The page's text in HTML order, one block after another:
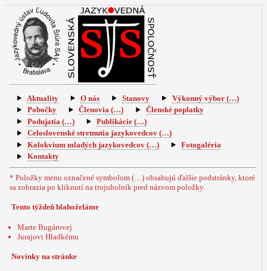
Aktuality O nás Stanovy
Výkonný výbor (…)
Pobočky
Členovia (…)
Členské poplatky
Podujatia (…)
Publikácie (…)
Celoslovenské stretnutia jazykovedcov (…)
Kolokvium mladých jazykovedcov (…)
Fotogaléria
Kontakty
* Položky menu označené symbolom (…) obsahujú ďalšie podstránky, ktoré
sa zobrazia po kliknutí na trojuholník pred názvom položky.
Tento týždeň blahoželáme
Marte Bugárovej
Jurajovi Hladkému
Novinky na stránke